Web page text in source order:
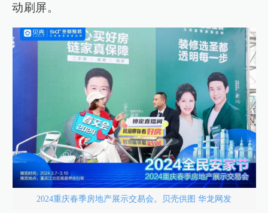
动刷屏。
2024重庆春季房地产展示交易会。贝壳供图 华龙网发